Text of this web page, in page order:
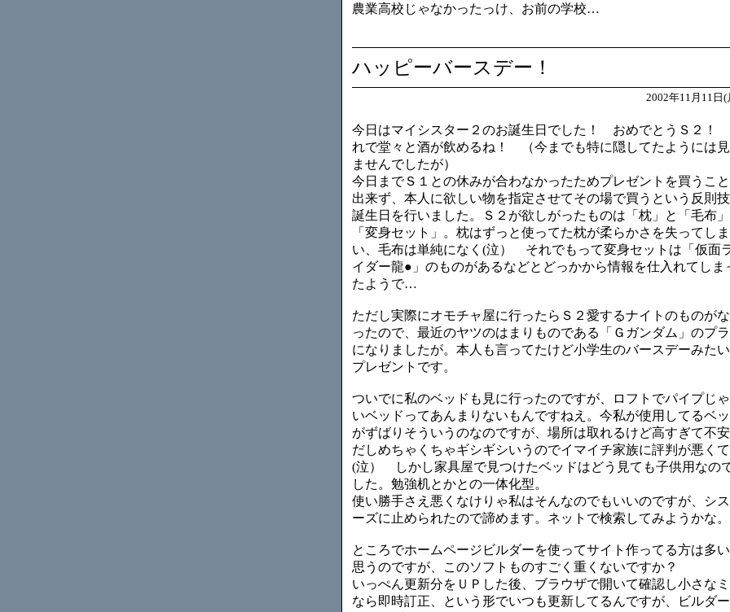
農業高校じゃなかったっけ、お前の学校…
ハッピーバースデー！
2002年11月11日(
今日はマイシスター２のお誕生日でした！ おめでとうＳ２！
れで堂々と酒が飲めるね！ （今までも特に隠してたようには見
ませんでしたが）
今日までＳ１との休みが合わなかったためプレゼントを買うこ
出来ず、本人に欲しい物を指定させてその場で買うという反則
誕生日を行いました。Ｓ２が欲しがったものは「枕」と「毛布」
「変身セット」。枕はずっと使ってた枕が柔らかさを失ってしま
い、毛布は単純になく(泣） それでもって変身セットは「仮面
イダー龍●」のものがあるなどとどっかから情報を仕入れてしま
たようで…
ただし実際にオモチャ屋に行ったらＳ２愛するナイトのものが
ったので、最近のヤツのはまりものである「Ｇガンダム」のプ
になりましたが。本人も言ってたけど小学生のバースデーみた
プレゼントです。
ついでに私のベッドも見に行ったのですが、ロフトでパイプじ
いベッドってあんまりないもんですねえ。今私が使用してるベ
がずばりそういうのなのですが、場所は取れるけど高すぎて不
だしめちゃくちゃギシギシいうのでイマイチ家族に評判が悪くて
(泣） しかし家具屋で見つけたベッドはどう見ても子供用なの
した。勉強机とかとの一体化型。
使い勝手さえ悪くなけりゃ私はそんなのでもいいのですが、シ
ーズに止められたので諦めます。ネットで検索してみようかな。
ところでホームページビルダーを使ってサイト作ってる方は多い
思うのですが、このソフトものすごく重くないですか？
いっぺん更新分をＵＰした後、ブラウザで開いて確認し小さな
なら即時訂正、という形でいつも更新してるんですが、ビルダ